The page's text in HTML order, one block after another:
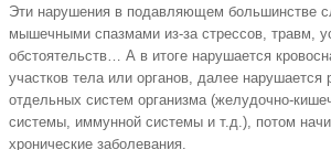
Эти нарушения в подавляющем большинстве
мышечными спазмами из-за стрессов, травм,
обстоятельств… А в итоге нарушается
участков тела или органов, далее нарушается
отдельных систем организма (желудочно-
системы, иммунной системы и т.д.), потом
хронические заболевания.